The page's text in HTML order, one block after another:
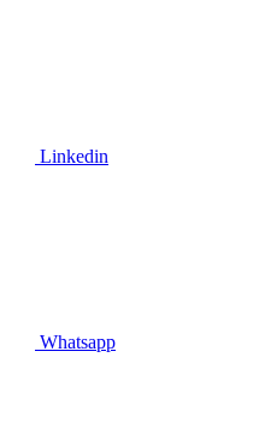
Linkedin
Whatsapp